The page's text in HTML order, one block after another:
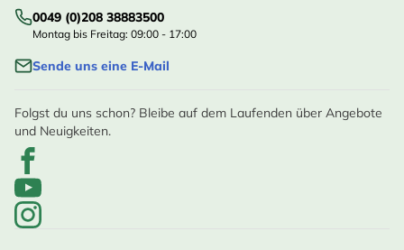
0049 (0)208 38883500
Montag bis Freitag: 09:00 - 17:00
Sende uns eine E-Mail
Folgst du uns schon? Bleibe auf dem Laufenden über Angebote
und Neuigkeiten.